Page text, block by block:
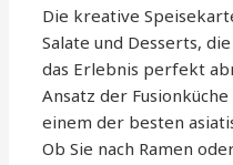
Die kreative
Salate und Desserts,
das Erlebnis perfekt
Ansatz der Fusionküche
einem der besten
Ob Sie nach Ramen